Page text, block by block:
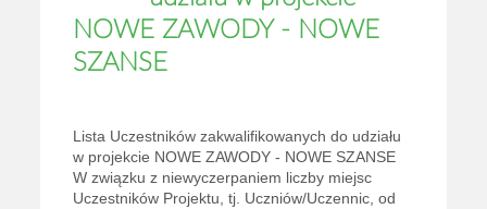
NOWE ZAWODY - NOWE
SZANSE
Lista Uczestników zakwalifikowanych do udziału
w projekcie NOWE ZAWODY - NOWE SZANSE
W związku z niewyczerpaniem liczby miejsc
Uczestników Projektu, tj. Uczniów/Uczennic, od